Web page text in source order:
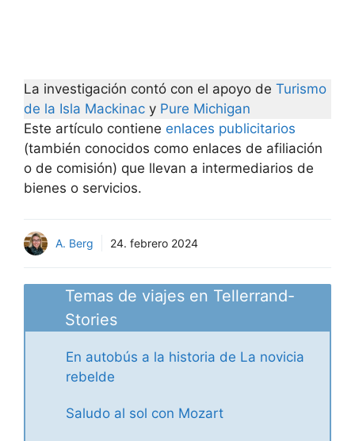
La investigación contó con el apoyo de Turismo
de la Isla Mackinac y Pure Michigan
Este artículo contiene enlaces publicitarios
(también conocidos como enlaces de afiliación
o de comisión) que llevan a intermediarios de
bienes o servicios.
A. Berg 24. febrero 2024
Temas de viajes en Tellerrand-
Stories
En autobús a la historia de La novicia
rebelde
Saludo al sol con Mozart